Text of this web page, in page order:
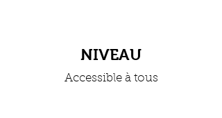
NIVEAU
Accessible à tous